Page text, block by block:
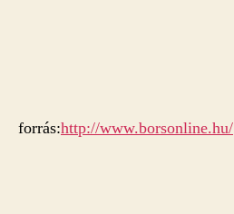
forrás:http://www.borsonline.hu/